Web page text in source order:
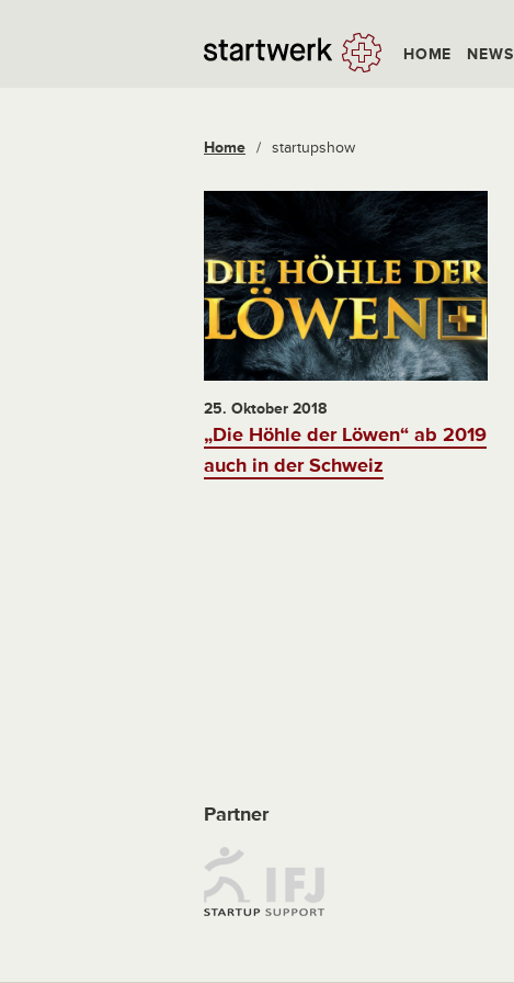
HOME NEWS
Home / startupshow
25. Oktober 2018
„Die Höhle der Löwen“ ab 2019
auch in der Schweiz
Partner